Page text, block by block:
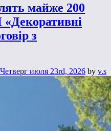
майже 200
з
Четверг июля 23rd, 2026 by v.s